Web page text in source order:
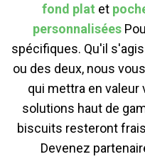
fond plat et
personnalisées
spécifiques. Qu'il
ou des deux, nous
qui mettra en valeur
solutions haut de
biscuits resteront
Devenez